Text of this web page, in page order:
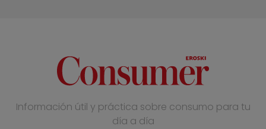
Información útil y práctica sobre consumo para tu
día a día